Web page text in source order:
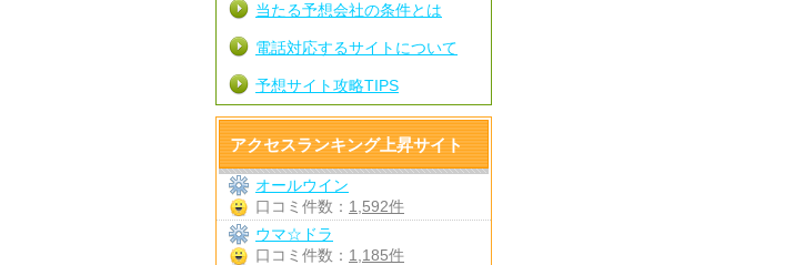
当たる予想会社の条件とは
電話対応するサイトについて
予想サイト攻略TIPS
アクセスランキング上昇サイト
オールウイン
口コミ件数： 1,592件
ウマ☆ドラ
口コミ件数： 1,185件